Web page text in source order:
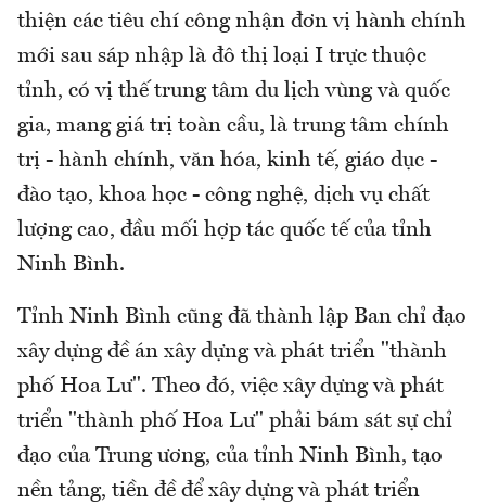
thiện các tiêu chí công nhận đơn vị hành chính
mới sau sáp nhập là đô thị loại I trực thuộc
tỉnh, có vị thế trung tâm du lịch vùng và quốc
gia, mang giá trị toàn cầu, là trung tâm chính
trị - hành chính, văn hóa, kinh tế, giáo dục -
đào tạo, khoa học - công nghệ, dịch vụ chất
lượng cao, đầu mối hợp tác quốc tế của tỉnh
Ninh Bình.
Tỉnh Ninh Bình cũng đã thành lập Ban chỉ đạo
xây dựng đề án xây dựng và phát triển "thành
phố Hoa Lư". Theo đó, việc xây dựng và phát
triển "thành phố Hoa Lư" phải bám sát sự chỉ
đạo của Trung ương, của tỉnh Ninh Bình, tạo
nền tảng, tiền đề để xây dựng và phát triển